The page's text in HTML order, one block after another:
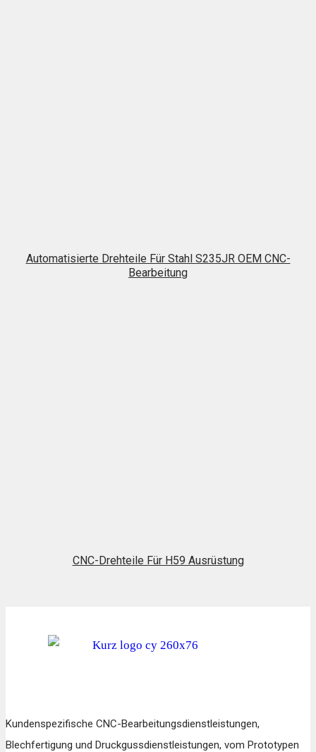
Automatisierte Drehteile Für Stahl S235JR OEM CNC-
Bearbeitung
CNC-Drehteile Für H59 Ausrüstung
Kundenspezifische CNC-Bearbeitungsdienstleistungen,
Blechfertigung und Druckgussdienstleistungen, vom Prototypen